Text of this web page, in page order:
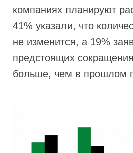
компаниях планируют
41% указали, что
не изменится, а 19%
предстоящих
больше, чем в прошлом